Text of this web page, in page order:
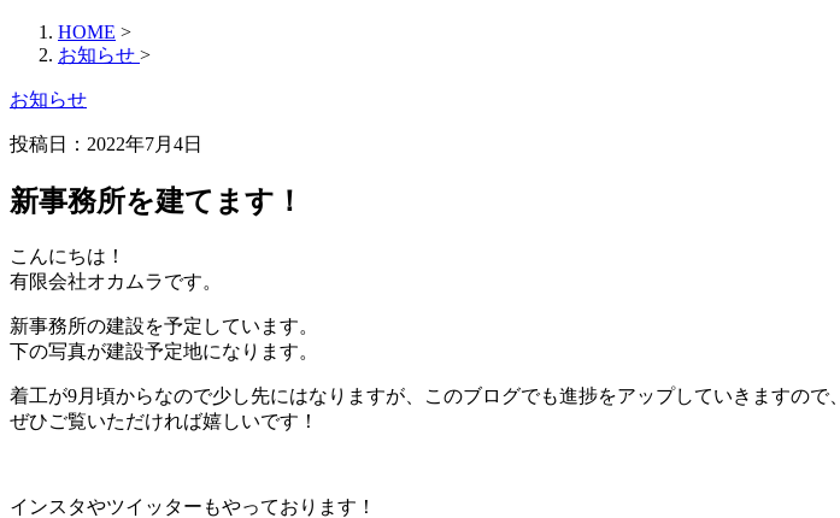
HOME >
お知らせ >
お知らせ
投稿日： 2022年7月4日
新事務所を建てます！
こんにちは！
有限会社オカムラです。
新事務所の建設を予定しています。
下の写真が建設予定地になります。
着工が9月頃からなので少し先にはなりますが、このブログでも進捗をアップしていきますので、
ぜひご覧いただければ嬉しいです！
インスタやツイッターもやっております！